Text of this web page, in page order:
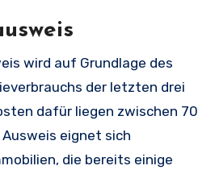
wird auf Grundlage des
der letzten drei
dafür liegen zwischen 70
Ausweis eignet sich
die bereits einige